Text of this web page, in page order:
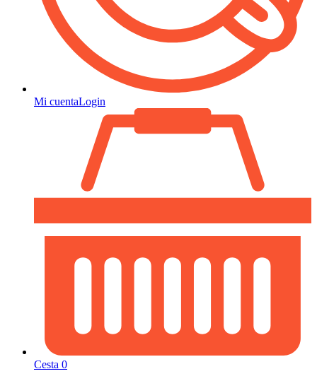
Mi cuentaLogin
Cesta 0